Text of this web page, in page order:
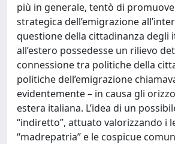
più in generale, tentò di
strategica dell’emigrazione
questione della cittadinanza degli
all’estero possedesse un rilievo
connessione tra politiche della
politiche dell’emigrazione
evidentemente – in causa gli
estera italiana. L’idea di un
“indiretto”, attuato valorizzando i
“madrepatria” e le cospicue